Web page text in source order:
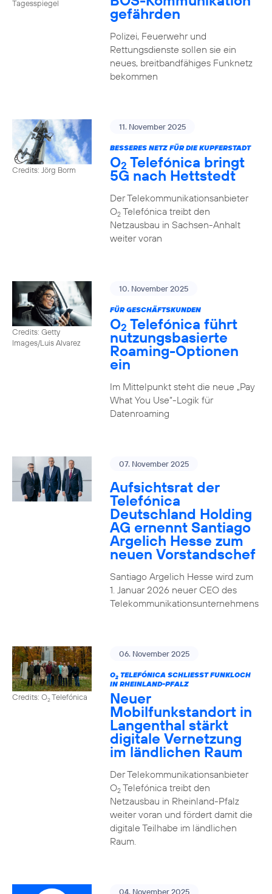
Tagesspiegel
gefährden
Polizei, Feuerwehr und
Rettungsdienste sollen sie ein
neues, breitbandfähiges Funknetz
bekommen
Credits: Jörg Borm
11. November 2025
BESSERES NETZ FÜR DIE KUPFERSTADT
O2 Telefónica bringt
5G nach Hettstedt
Der Telekommunikationsanbieter
O2Telefónica treibt den
Netzausbau in Sachsen-Anhalt
weiter voran
Credits: Getty
Images/Luis Alvarez
10. November 2025
FÜR GESCHÄFTSKUNDEN
O2 Telefónica führt
nutzungs­basierte
Roaming-Optionen
ein
Im Mittelpunkt steht die neue „Pay
What You Use“-Logik für
Datenroaming
07. November 2025
Aufsichtsrat der
Telefónica
Deutschland Holding
AG ernennt Santiago
Argelich Hesse zum
neuen Vorstandschef
Santiago Argelich Hesse wird zum
1. Januar 2026 neuer CEO des
Telekommunikationsunternehmens
Credits: O2Telefónica
06. November 2025
O2TELEFÓNICA SCHLIESST FUNKLOCH I
N RHEINLAND-PFALZ
Neuer
Mobilfunkstandort in
Langenthal stärkt
digitale Vernetzung
im ländlichen Raum
Der Telekommunikationsanbieter
O2Telefónica treibt den
Netzausbau in Rheinland-Pfalz
weiter voran und fördert damit die
digitale Teilhabe im ländlichen
Raum.
04. November 2025